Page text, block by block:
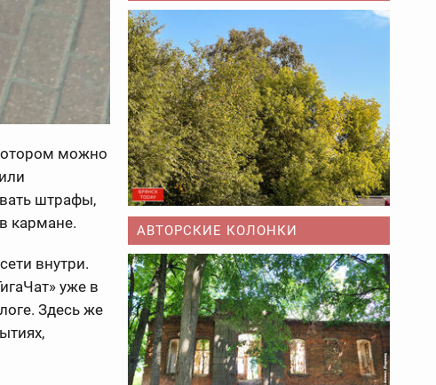
можно
штрафы,
кармане.
внутри.
уже в
Здесь же
АВТОРСКИЕ КОЛОНКИ